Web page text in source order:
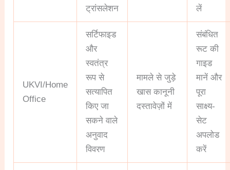
ट्रांसलेशन
लें
UKVI/Home
Office
सर्टिफाइड
और
स्वतंत्र
रूप से
सत्यापित
किए जा
सकने वाले
अनुवाद
विवरण
मामले से जुड़े
खास कानूनी
दस्तावेज़ों में
संबंधित
रूट की
गाइड
मानें और
पूरा
साक्ष्य-
सेट
अपलोड
करें